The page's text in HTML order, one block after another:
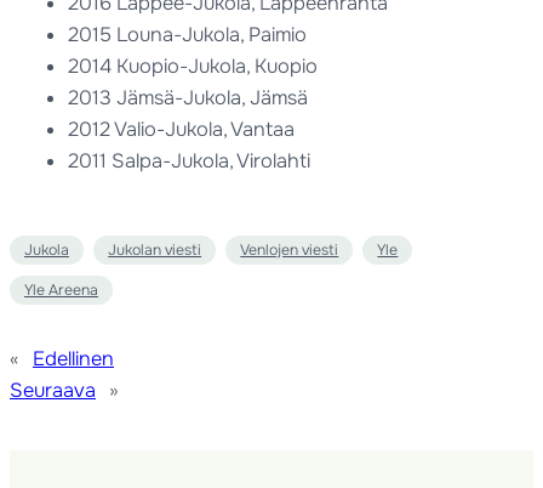
2015 Louna-Jukola, Paimio
2014 Kuopio-Jukola, Kuopio
2013 Jämsä-Jukola, Jämsä
2012 Valio-Jukola, Vantaa
2011 Salpa-Jukola, Virolahti
Jukola Jukolan viesti Venlojen viesti Yle
Yle Areena
«
Edellinen
Seuraava
»